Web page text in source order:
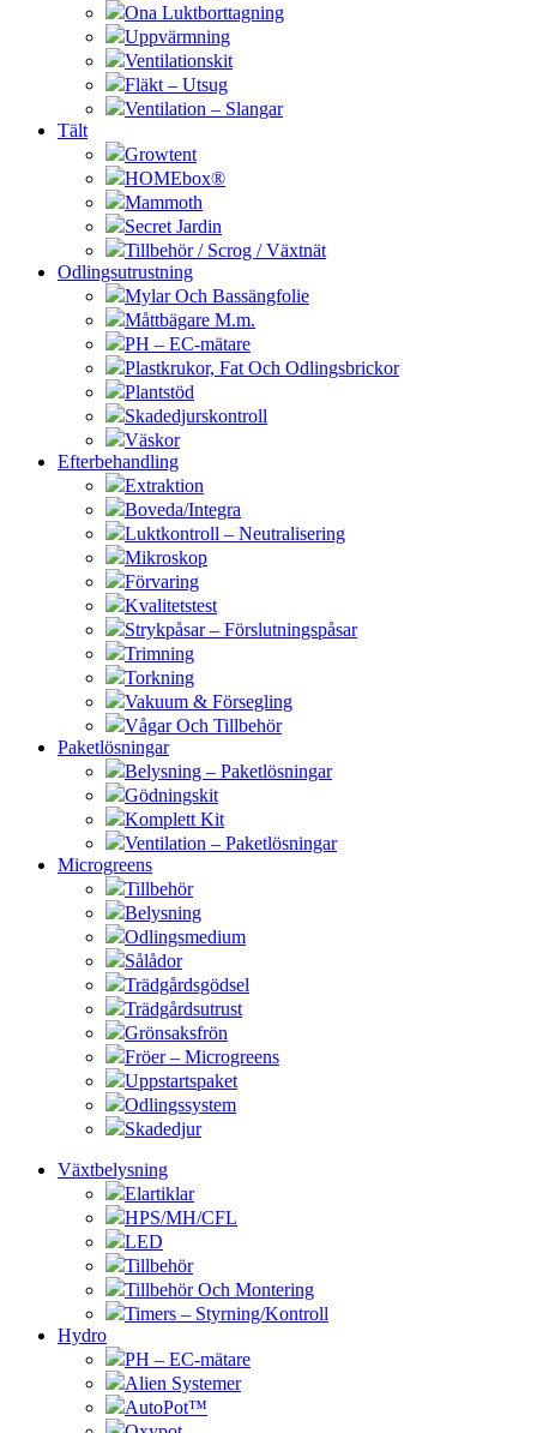
Ona Luktborttagning
Uppvärmning
Ventilationskit
Fläkt – Utsug
Ventilation – Slangar
Tält
Growtent
HOMEbox®
Mammoth
Secret Jardin
Tillbehör / Scrog / Växtnät
Odlingsutrustning
Mylar Och Bassängfolie
Måttbägare M.m.
PH – EC-mätare
Plastkrukor, Fat Och Odlingsbrickor
Plantstöd
Skadedjurskontroll
Väskor
Efterbehandling
Extraktion
Boveda/Integra
Luktkontroll – Neutralisering
Mikroskop
Förvaring
Kvalitetstest
Strykpåsar – Förslutningspåsar
Trimning
Torkning
Vakuum & Försegling
Vågar Och Tillbehör
Paketlösningar
Belysning – Paketlösningar
Gödningskit
Komplett Kit
Ventilation – Paketlösningar
Microgreens
Tillbehör
Belysning
Odlingsmedium
Sålådor
Trädgårdsgödsel
Trädgårdsutrust
Grönsaksfrön
Fröer – Microgreens
Uppstartspaket
Odlingssystem
Skadedjur
Växtbelysning
Elartiklar
HPS/MH/CFL
LED
Tillbehör
Tillbehör Och Montering
Timers – Styrning/Kontroll
Hydro
PH – EC-mätare
Alien Systemer
AutoPot™